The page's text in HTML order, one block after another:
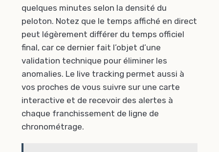
quelques minutes selon la densité du
peloton. Notez que le temps affiché en direct
peut légèrement différer du temps officiel
final, car ce dernier fait l’objet d’une
validation technique pour éliminer les
anomalies. Le live tracking permet aussi à
vos proches de vous suivre sur une carte
interactive et de recevoir des alertes à
chaque franchissement de ligne de
chronométrage.